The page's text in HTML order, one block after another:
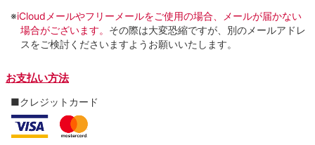
※iCloudメールやフリーメールをご使用の場合、メールが届かない
場合がございます。 その際は大変恐縮ですが、別のメールアドレ
スをご検討くださいますようお願いいたします。
お支払い方法
■クレジットカード